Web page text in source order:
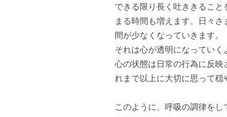
できる限り長く吐ききるこ
まる時間も増えます。日々
間が少なくなっていきます。
それは心が透明になっていく
心の状態は日常の行為に反
れまで以上に大切に思って穏
このように、呼吸の調律を